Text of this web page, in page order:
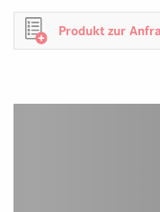
Produkt zur